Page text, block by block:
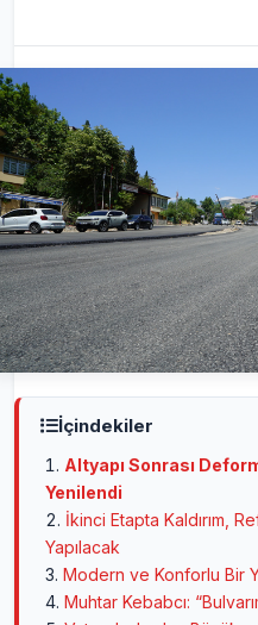
İçindekiler
Altyapı Sonrası
Yenilendi
İkinci Etapta Kaldırım,
Yapılacak
Modern ve Konforlu Bir
Muhtar Kebabcı: